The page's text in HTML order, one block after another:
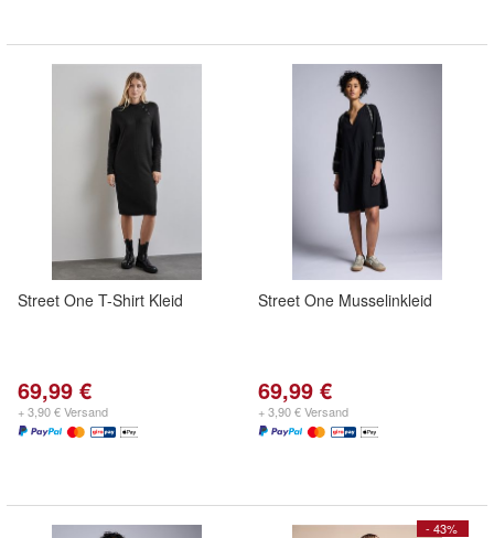
Street One T-Shirt Kleid
69,99 €
+ 3,90 € Versand
Street One Musselinkleid
69,99 €
+ 3,90 € Versand
- 43%